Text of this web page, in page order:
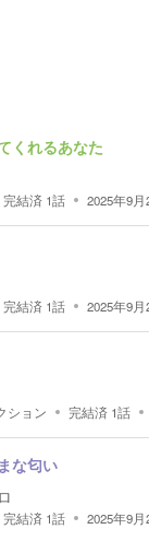
くれるあなた
完結済 1話 2025年9月
完結済 1話 2025年9月
ション 完結済 1話
な匂い
完結済 1話 2025年9月